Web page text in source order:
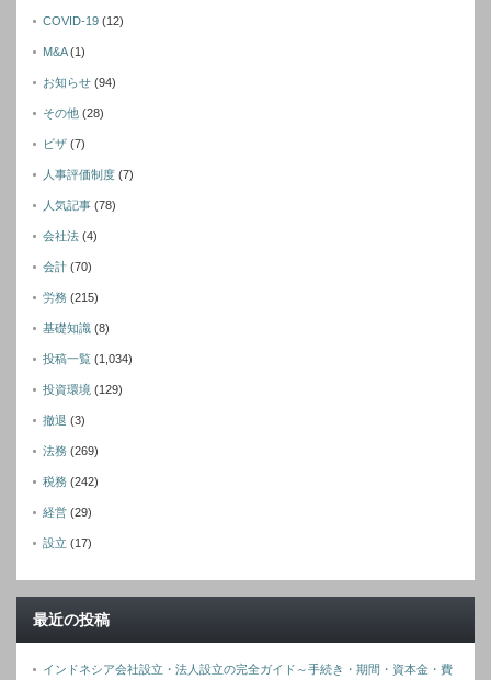
COVID-19 (12)
M&A(1)
お知らせ (94)
その他 (28)
ビザ (7)
人事評価制度 (7)
人気記事 (78)
会社法 (4)
会計 (70)
労務 (215)
基礎知識 (8)
投稿一覧 (1,034)
投資環境 (129)
撤退 (3)
法務 (269)
税務 (242)
経営 (29)
設立 (17)
最近の投稿
インドネシア会社設立・法人設立の完全ガイド～手続き・期間・資本金・費